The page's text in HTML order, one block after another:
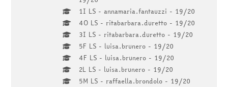
1I LS - annamaria.fantauzzi - 19/20
4O LS - ritabarbara.duretto - 19/20
3I LS - ritabarbara.duretto - 19/20
5F LS - luisa.brunero - 19/20
4F LS - luisa.brunero - 19/20
2L LS - luisa.brunero - 19/20
5M LS - raffaella.brondolo - 19/20